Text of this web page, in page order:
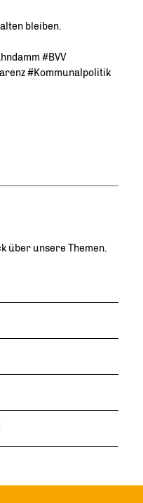
bleiben.
#BVV
#Kommunalpolitik
über unsere Themen.